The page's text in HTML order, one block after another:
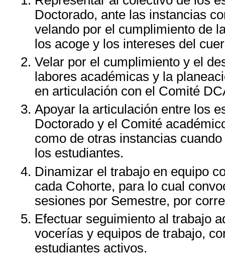
Doctorado, ante las instancias
velando por el cumplimiento de
los acoge y los intereses del
Velar por el cumplimiento y el
labores académicas y la
en articulación con el Comité
Apoyar la articulación entre los
Doctorado y el Comité
como de otras instancias
los estudiantes.
Dinamizar el trabajo en equipo
cada Cohorte, para lo cual
sesiones por Semestre, por
Efectuar seguimiento al trabajo
vocerías y equipos de trabajo,
estudiantes activos.